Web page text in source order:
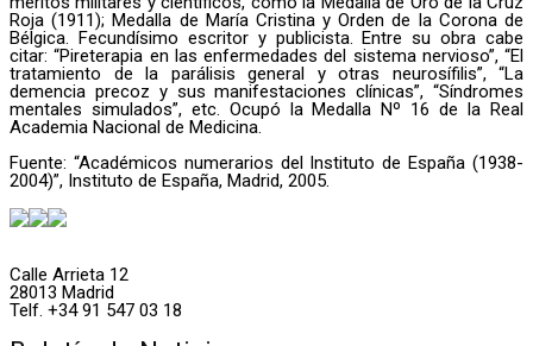
Roja (1911); Medalla de María Cristina y Orden de la Corona de
Bélgica. Fecundísimo escritor y publicista. Entre su obra cabe
citar: “Pireterapia en las enfermedades del sistema nervioso”, “El
tratamiento de la parálisis general y otras neurosífilis”, “La
demencia precoz y sus manifestaciones clínicas”, “Síndromes
mentales simulados”, etc. Ocupó la Medalla Nº 16 de la Real
Academia Nacional de Medicina.
Fuente: “Académicos numerarios del Instituto de España (1938-
2004)”, Instituto de España, Madrid, 2005.
Calle Arrieta 12
28013 Madrid
Telf. +34 91 547 03 18